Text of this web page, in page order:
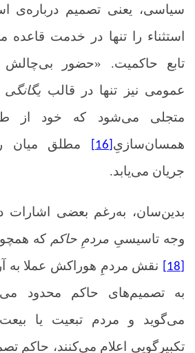
سیاسی، یعنی تصمیم درباره‌ی
استثناء را تنها در خدمت قاعده
تابع حاکمیت. «حضور بی‌چالش
عمومی نیز تنها در قالب
متجلی می‌شود که خود از
همسان‌سازیِ
مطلق میان
جریان می‌یابد.
بدین‌سان، به‌رغم بعضی
وجه تاسیسیِ مردمِ حاکم که
نقش مردمِ هوراکش عملا به
به تصمیم‌های حاکم محدود
می‌گوید و مردم تبعیت یا
تکبیرگویی اعلام می‌کنند، حاکم